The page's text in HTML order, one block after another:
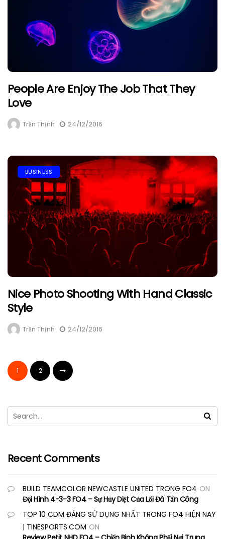
People Are Enjoy The Job That They
Love
Trần Thịnh 24/12/2016
BUSINESS
Nice Photo Shooting With Hand Classic
Style
Trần Thịnh 24/12/2016
1 2
Recent Comments
BUILD TEAMCOLOR NEWCASTLE UNITED TRONG FO4 ON
Đội Hình 4-3-3 FO4 – Sự Hủy Diệt Của Lối Đá Tấn Công
TOP 10 CDM ĐÁNG SỬ DỤNG NHẤT TRONG FO4 HIỆN NAY
| TINESPORTS.COM ON